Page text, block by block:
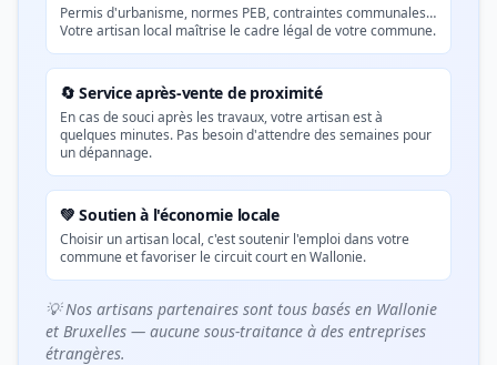
Permis d'urbanisme, normes PEB, contraintes communales…
Votre artisan local maîtrise le cadre légal de votre commune.
🔄 Service après-vente de proximité
En cas de souci après les travaux, votre artisan est à
quelques minutes. Pas besoin d'attendre des semaines pour
un dépannage.
💚 Soutien à l'économie locale
Choisir un artisan local, c'est soutenir l'emploi dans votre
commune et favoriser le circuit court en Wallonie.
💡 Nos artisans partenaires sont tous basés en Wallonie
et Bruxelles — aucune sous-traitance à des entreprises
étrangères.